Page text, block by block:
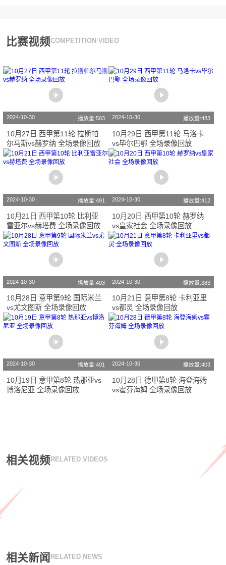
比赛视频COMPETITION VIDEO
2024-10-30 播放量:503
10月27日 西甲第11轮 拉斯帕
尔马斯vs赫罗纳 全场录像回放
2024-10-30 播放量:483
10月29日 西甲第11轮 马洛卡
vs毕尔巴鄂 全场录像回放
2024-10-30 播放量:491
10月21日 西甲第10轮 比利亚
雷亚尔vs赫塔费 全场录像回放
2024-10-30 播放量:412
10月20日 西甲第10轮 赫罗纳
vs皇家社会 全场录像回放
2024-10-30 播放量:403
10月28日 意甲第9轮 国际米兰
vs尤文图斯 全场录像回放
2024-10-30 播放量:383
10月21日 意甲第8轮 卡利亚里
vs都灵 全场录像回放
2024-10-30 播放量:401
10月19日 意甲第8轮 热那亚vs
博洛尼亚 全场录像回放
2024-10-30 播放量:403
10月28日 德甲第8轮 海登海姆
vs霍芬海姆 全场录像回放
相关视频 RELATED VIDEOS
相关新闻 RELATED NEWS